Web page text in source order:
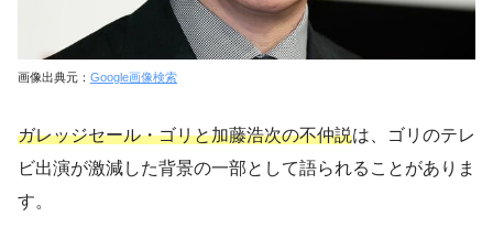
画像出典元： Google画像検索
ガレッジセール・ゴリと加藤浩次の不仲説は、ゴリのテレ
ビ出演が激減した背景の一部として語られることがありま
す。